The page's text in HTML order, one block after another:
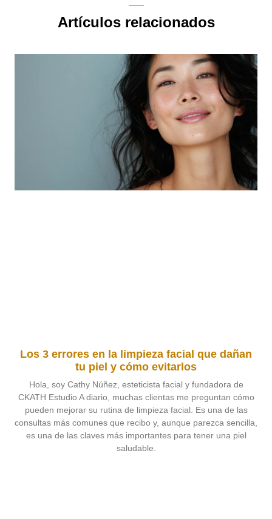
Artículos relacionados
Los 3 errores en la limpieza facial que dañan
tu piel y cómo evitarlos
Hola, soy Cathy Núñez, esteticista facial y fundadora de
CKATH Estudio A diario, muchas clientas me preguntan cómo
pueden mejorar su rutina de limpieza facial. Es una de las
consultas más comunes que recibo y, aunque parezca sencilla,
es una de las claves más importantes para tener una piel
saludable.